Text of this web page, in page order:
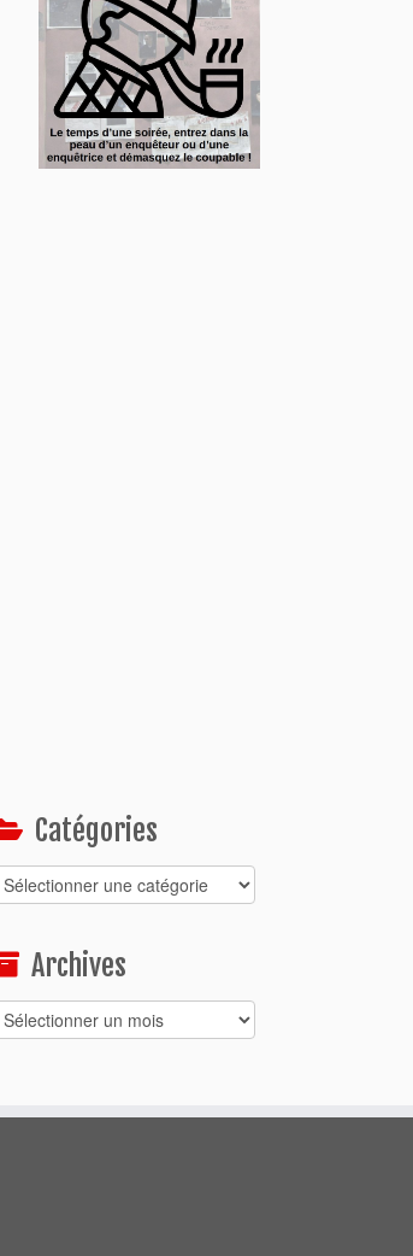
Catégories
Catégories
Archives
Archives